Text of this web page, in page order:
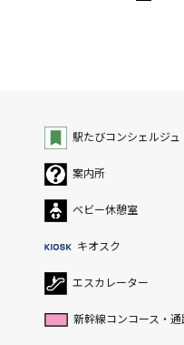
駅たびコンシェルジュ
案内所
ベビー休憩室
キオスク
エスカレーター
新幹線コンコース・通